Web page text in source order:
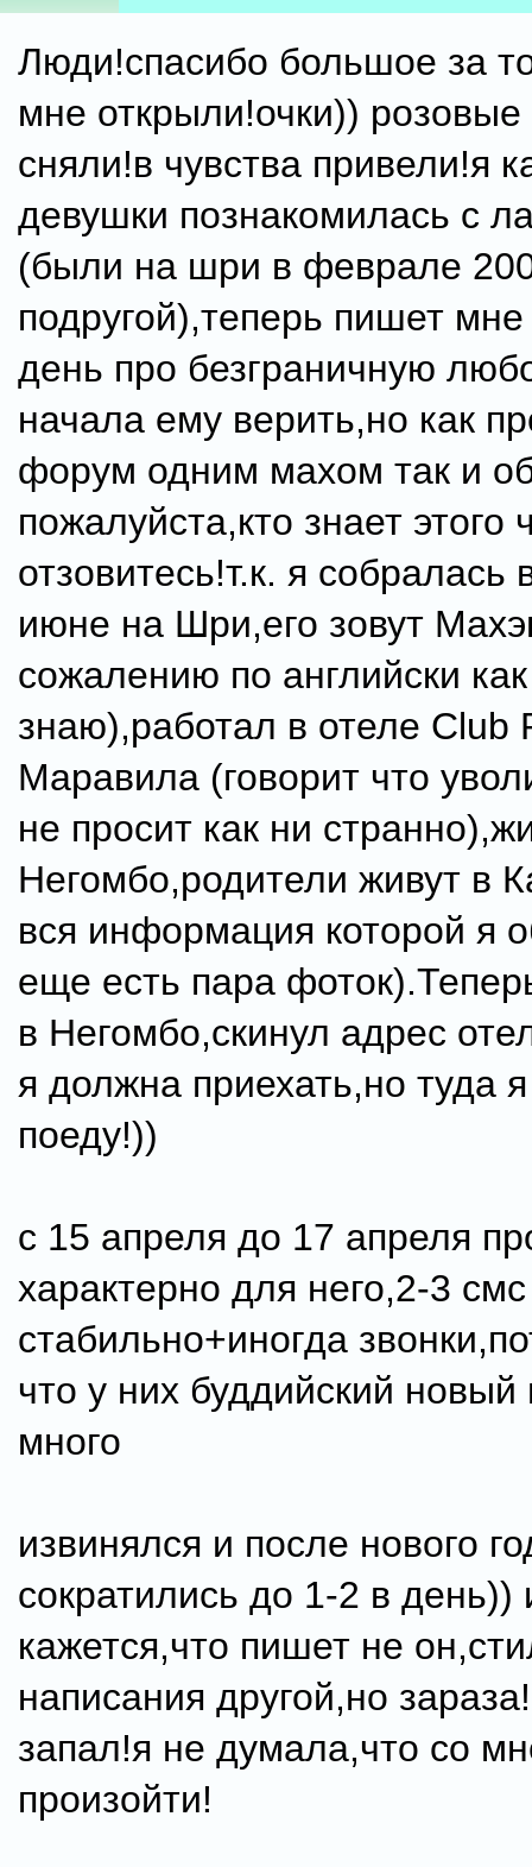
Люди!спасибо большое за
мне открыли!очки))
сняли!в чувства привели!я
девушки познакомилась с
(были на шри в феврале
подругой),теперь пишет
день про безграничную
начала ему верить,но как
форум одним махом так и
пожалуйста,кто знает этого
отзовитесь!т.к. я собралась
июне на Шри,его зовут
сожалению по английски
знаю),работал в отеле Club
Маравила (говорит что
не просит как ни
Негомбо,родители живут в
вся информация которой я
еще есть пара
в Негомбо,скинул адрес
я должна приехать,но туда
поеду!))
с 15 апреля до 17 апреля
характерно для него,2-3
стабильно+иногда
что у них буддийский новый
много
извинялся и после нового
сократились до 1-2 в день))
кажется,что пишет не
написания другой,но
запал!я не думала,что со
произойти!